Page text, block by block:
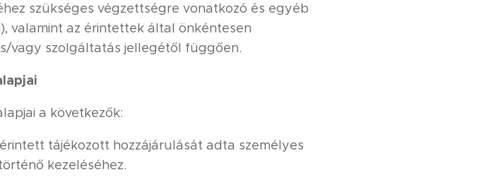
szükséges végzettségre vonatkozó és egyéb
valamint az érintettek által önkéntesen
vagy szolgáltatás jellegétől függően.
a következők:
tájékozott hozzájárulását adta személyes
kezeléséhez.